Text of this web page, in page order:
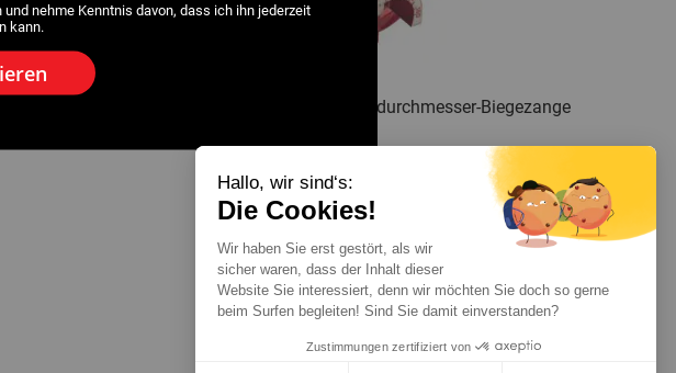
2514: Multidurchmesser-Biegezange
pro Seite
nehme Kenntnis davon, dass ich ihn jederzeit
kann.
Hallo, wir sind‘s:
Die Cookies!
Wir haben Sie erst gestört, als wir
sicher waren, dass der Inhalt dieser
Website Sie interessiert, denn wir möchten Sie doch so gerne
beim Surfen begleiten! Sind Sie damit einverstanden?
Zustimmungen zertifiziert von